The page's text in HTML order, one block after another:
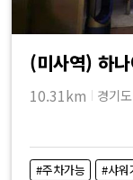
(미사역) 하
10.31km 경기
#주차가능 #샤워